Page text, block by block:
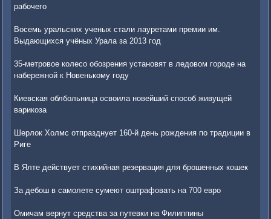
рабочего
Восемь уральских ученых стали лауретами премии им.
Выдающихся учёных Урала за 2013 год
35-метровое колесо обозрения установят в ледовом городе на
набережной к Новенькому году
Киевская облбольница освоила новейший способ живущей
варикоза
Шерлок Холмс отпразднует 160-й день рождения по традиции в
Риге
В Ялте действует стихийная резервация для брошенных кошек
За дебош в самолете сумеют оштрафовать на 700 евро
Омичам вернут средства за путевки на Филиппины